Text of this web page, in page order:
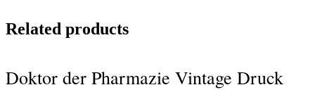
Related products
Doktor der Pharmazie Vintage Druck